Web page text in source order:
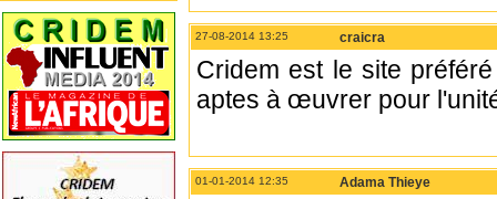
27-08-2014 13:25 craicra
Cridem est le site
aptes à œuvrer pour
01-01-2014 12:35 Adama Thieye